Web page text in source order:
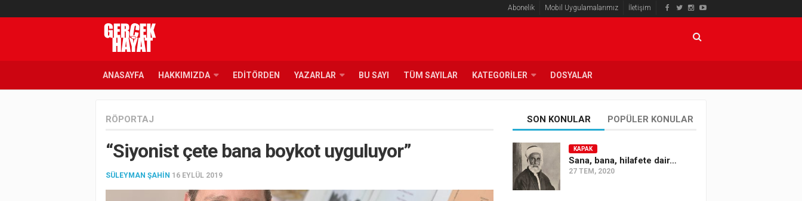
Abonelik Mobil Uygulamalarımız İletişim
ANASAYFA HAKKIMIZDA EDITÖRDEN YAZARLAR BU SAYI TÜM SAYILAR KATEGORILER DOSYALAR
RÖPORTAJ
“Siyonist çete bana boykot uyguluyor”
SÜLEYMAN ŞAHIN 16 EYLÜL 2019
SON KONULAR POPÜLER KONULAR
KAPAK
Sana, bana, hilafete dair…
27 TEM, 2020